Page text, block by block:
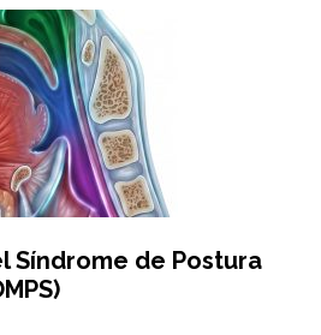
Síndrome de Postura